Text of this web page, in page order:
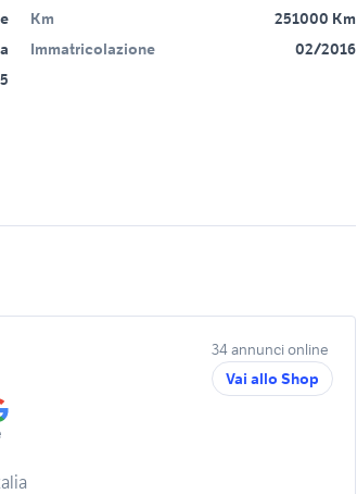
5
Km
251000 Km
Immatricolazione
02/2016
34 annunci online
Vai allo Shop